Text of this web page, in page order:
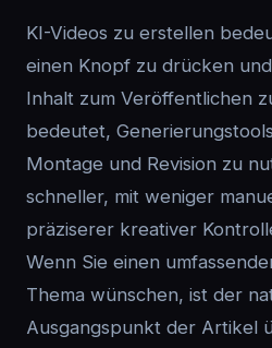
KI-Videos zu erstellen
einen Knopf zu drücken
Inhalt zum Veröffentlichen
bedeutet,
Montage und Revision zu
schneller, mit weniger
präziserer kreativer
Wenn Sie einen
Thema wünschen, ist der
Ausgangspunkt der Artikel